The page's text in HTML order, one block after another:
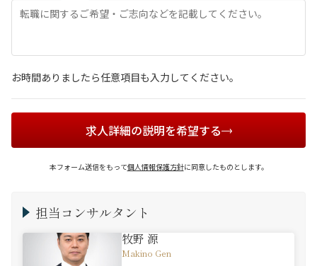
お時間ありましたら任意項目も入力してください。
求人詳細の説明を希望する
本フォーム送信をもって個人情報保護方針に同意したものとします。
担当コンサルタント
牧野 源
Makino Gen